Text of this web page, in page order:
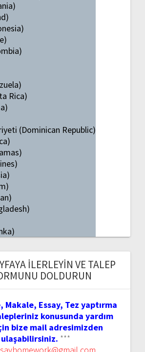
Rica)
(Dominican Republic)
İLERLEYIN VE TALEP
DOLDURUN
Makale, Essay, Tez yaptırma
konusunda yardım
bize mail adresimizden
ulaşabilirsiniz. ***